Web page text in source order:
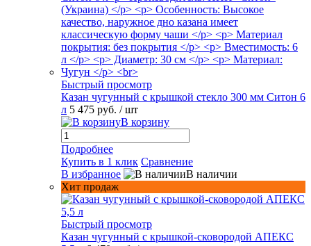
Быстрый просмотр
Казан чугунный с крышкой стекло 300 мм Ситон 6
л 5 475 руб. / шт
В корзину
Подробнее
Купить в 1 клик Сравнение
В избранное
В наличии
Хит продаж
Быстрый просмотр
Казан чугунный с крышкой-сковородой АПЕКС